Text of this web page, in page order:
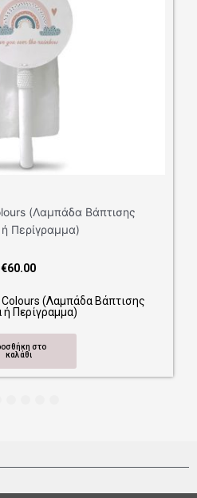
(Λαμπάδα Βάπτισης
ή Περίγραμμα)
€60.00
(Λαμπάδα Βάπτισης
ή Περίγραμμα)
στο
καλάθι